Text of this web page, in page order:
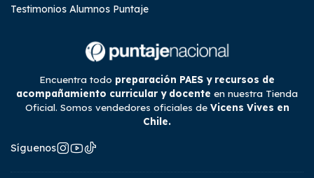
Testimonios Alumnos Puntaje
Encuentra todo preparación PAES y recursos de
acompañamiento curricular y docente en nuestra Tienda
Oficial. Somos vendedores oficiales de Vicens Vives en
Chile.
Síguenos